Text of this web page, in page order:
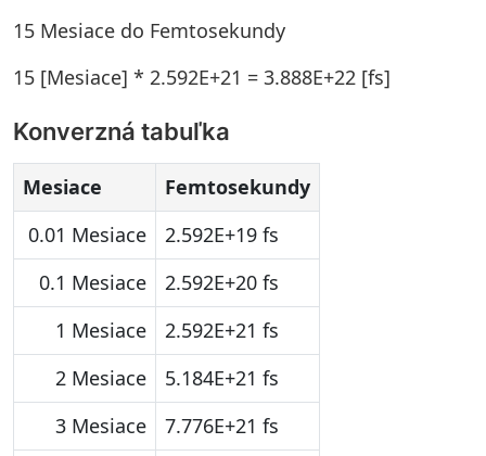
15 Mesiace do Femtosekundy
15 [Mesiace] * 2.592E+21 = 3.888E+22 [fs]
Konverzná tabuľka
Mesiace
Femtosekundy
0.01 Mesiace
2.592E+19 fs
0.1 Mesiace
2.592E+20 fs
1 Mesiace
2.592E+21 fs
2 Mesiace
5.184E+21 fs
3 Mesiace
7.776E+21 fs